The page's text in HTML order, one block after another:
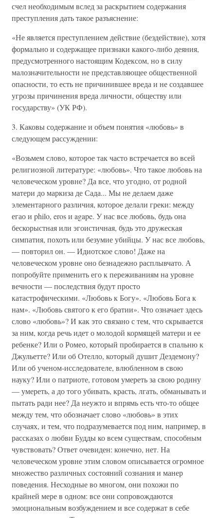
счел необходимым вслед за раскрытием содержания
преступления дать такое разъяснение:
«Не является преступлением действие (бездействие), хотя
формально и содержащее признаки какого-либо деяния,
предусмотренного настоящим Кодексом, но в силу
малозначительности не представляющее общественной
опасности, то есть не причинившее вреда и не создавшее
угрозы причинения вреда личности, обществу или
государству» (УК РФ).
3. Каковы содержание и объем понятия «любовь» в
следующем рассуждении:
«Возьмем слово, которое так часто встречается во всей
религиозной литературе: «любовь». Что такое любовь на
человеческом уровне? Да все, что угодно, от родной
матери до маркиза де Сада... Мы не делаем даже
элементарного различия, которое делали греки: между
егао и philo, eros и agape. У нас все любовь, будь она
бескорыстная или эгоистичная, будь это дружеская
симпатия, похоть или безумие убийцы. У нас все любовь,
— повторил он. — Идиотское слово! Даже на
человеческом уровне оно безнадежно расплывчато. А
попробуйте применить его к переживаниям на уровне
вечности — последствия будут просто
катастрофическими. «Любовь к Богу». «Любовь Бога к
нам». «Любовь святого к его братии». Что означает здесь
слово «любовь»? И как это связано с тем, что скрывается
за ним, когда речь идет о молодой кормящей матери и ее
ребенке? Или о Ромео, который пробирается в спальню к
Джульетте? Или об Отелло, который душит Дездемону?
Или об ученом-исследователе, влюбленном в свою
науку? Или о патриоте, готовом умереть за свою родину
— умереть, а до того убивать, красть, лгать, обманывать и
пытать ради нее? Да неужто и впрямь есть что-то общее
между тем, что обозначает слово «любовь» в этих
случаях, и тем, что подразумевается под ним, например, в
рассказах о любви Будды ко всем существам, способным
чувствовать? Ответ очевиден: конечно, нет. На
человеческом уровне этим словом описывается огромное
множество различных состояний сознания и манер
поведения. Несходные во многом, они похожи по
крайней мере в одном: все они сопровождаются
эмоциональным возбуждением и все содержат в себе